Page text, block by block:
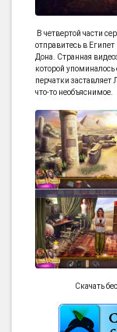
КАК СКАЧАТЬ
НОВОСТИ
В четвертой части
отправитесь в
Дона. Странная
которой упоминалось
перчатки заставляет
что-то необъяснимое.
Скачать